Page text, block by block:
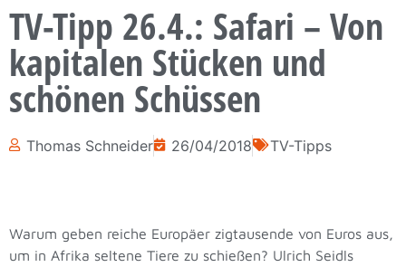
TV-Tipp 26.4.: Safari – Von
kapitalen Stücken und
schönen Schüssen
Thomas Schneider 26/04/2018 TV-Tipps
Warum geben reiche Europäer zigtausende von Euros aus,
um in Afrika seltene Tiere zu schießen? Ulrich Seidls